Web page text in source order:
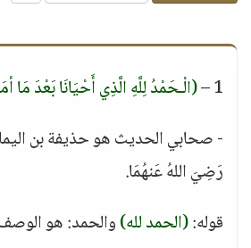
1 – (الْـحَمْدُ لِلَّهِ الَّذِي أَحْيَانَا بَعْدَ مَا
- صحابي الحديث هو حذيفة بن
رَضِيَ اللهُ عَنهُمَا.
قوله:(الحمد لله)والحمد: هو